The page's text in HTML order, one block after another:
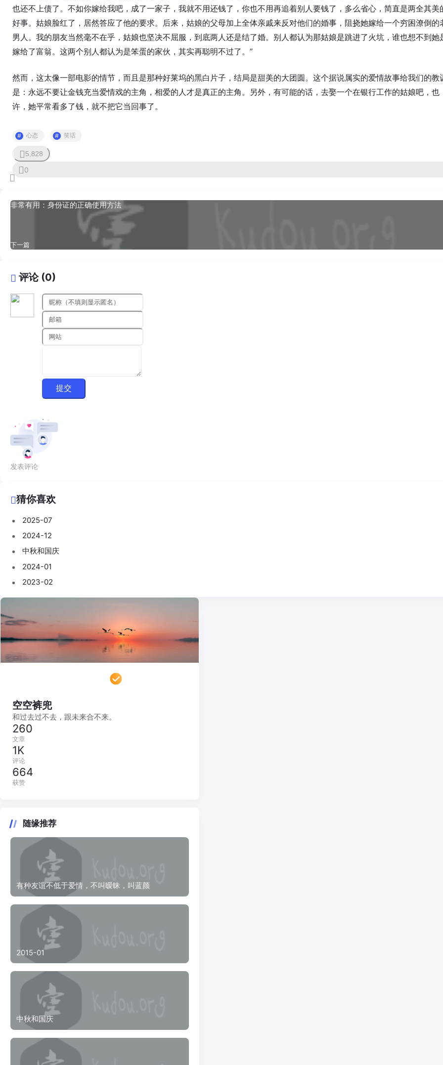
也还不上债了。不如你嫁给我吧，成了一家子，我就不用还钱了，你也不用再追着别人要钱了，多么省心，简直是两全其美
好事。姑娘脸红了，居然答应了他的要求。后来，姑娘的父母加上全体亲戚来反对他们的婚事，阻挠她嫁给一个穷困潦倒的
男人。我的朋友当然毫不在乎，姑娘也坚决不屈服，到底两人还是结了婚。别人都认为那姑娘是跳进了火坑，谁也想不到她
嫁给了富翁。这两个别人都认为是笨蛋的家伙，其实再聪明不过了。”
然而，这太像一部电影的情节，而且是那种好莱坞的黑白片子，结局是甜美的大团圆。这个据说属实的爱情故事给我们的教
是：永远不要让金钱充当爱情戏的主角，相爱的人才是真正的主角。另外，有可能的话，去娶一个在银行工作的姑娘吧，也
许，她平常看多了钱，就不把它当回事了。
心态 笑话
5,828
0
非常有用：身份证的正确使用方法
下一篇
评论 (0)
提交
发表评论
猜你喜欢
2025-07
2024-12
中秋和国庆
2024-01
2023-02
空空裤兜
和过去过不去，跟未来合不来。
260
文章
1K
评论
664
获赞
随缘推荐
有种友谊不低于爱情，不叫暧昧，叫蓝颜
2015-01
中秋和国庆